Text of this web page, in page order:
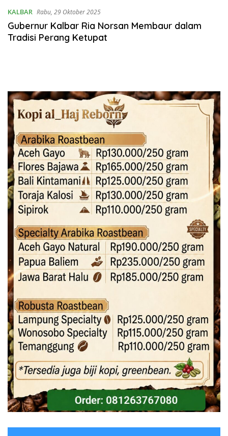
KALBAR Rabu, 29 Oktober 2025
Gubernur Kalbar Ria Norsan Membaur dalam
Tradisi Perang Ketupat